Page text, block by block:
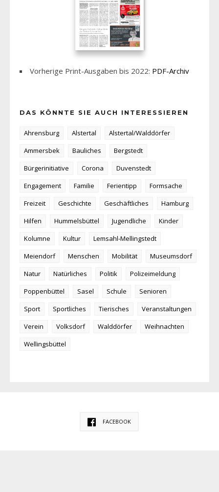
Vorherige Print-Ausgaben bis 2022: PDF-Archiv
DAS KÖNNTE SIE AUCH INTERESSIEREN
Ahrensburg Alstertal
Alstertal/Walddörfer
Ammersbek
Bauliches
Bergstedt
Bürgerinitiative
Corona
Duvenstedt
Engagement
Familie Ferientipp
Formsache
Freizeit
Geschichte Geschäftliches
Hamburg
Hilfen
Hummelsbüttel Jugendliche
Kinder
Kolumne
Kultur
Lemsahl-Mellingstedt
Meiendorf
Menschen Mobilität
Museumsdorf
Natur
Natürliches Politik
Polizeimeldung
Poppenbüttel
Sasel Schule
Senioren
Sport
Sportliches Tierisches
Veranstaltungen
Verein
Volksdorf Walddörfer
Weihnachten
Wellingsbüttel
FACEBOOK